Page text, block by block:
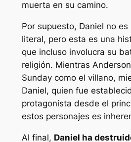
muerta en su camino.
Por supuesto, Daniel no es
literal, pero esta es una
que incluso involucra su
religión. Mientras
Sunday como el villano,
Daniel, quien fue
protagonista desde el
estos personajes es
Al final, Daniel ha